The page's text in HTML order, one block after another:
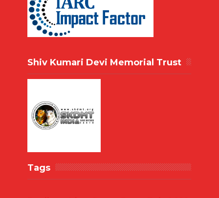
Shiv Kumari Devi Memorial Trust
Tags